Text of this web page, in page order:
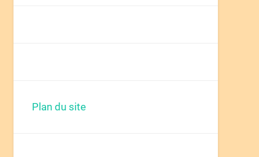
Plan du site